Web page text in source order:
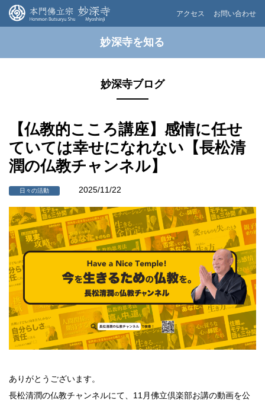
アクセス お問い合わせ
妙深寺を知る
妙深寺ブログ
【仏教的こころ講座】感情に任せ
ていては幸せになれない【長松清
潤の仏教チャンネル】
日々の活動 2025/11/22
ありがとうございます。
長松清潤の仏教チャンネルにて、11月佛立倶楽部お講の動画を公